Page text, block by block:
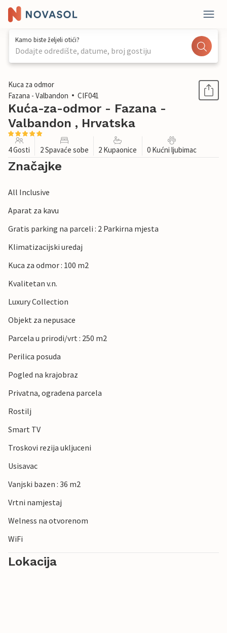
Kamo biste željeli otići?
Dodajte odredište, datume, broj gostiju
1 / 24
Kuca za odmor
Fazana - Valbandon
CIF041
Kuća-za-odmor - Fazana -
Valbandon , Hrvatska
4 Gosti 2 Spavaće sobe 2 Kupaonice 0 Kućni ljubimac
Značajke
All Inclusive
Aparat za kavu
Gratis parking na parceli : 2 Parkirna mjesta
Klimatizacijski uredaj
Kuca za odmor : 100 m2
Kvalitetan v.n.
Luxury Collection
Objekt za nepusace
Parcela u prirodi/vrt : 250 m2
Perilica posuda
Pogled na krajobraz
Privatna, ogradena parcela
Rostilj
Smart TV
Troskovi rezija ukljuceni
Usisavac
Vanjski bazen : 36 m2
Vrtni namjestaj
Welness na otvorenom
WiFi
Lokacija